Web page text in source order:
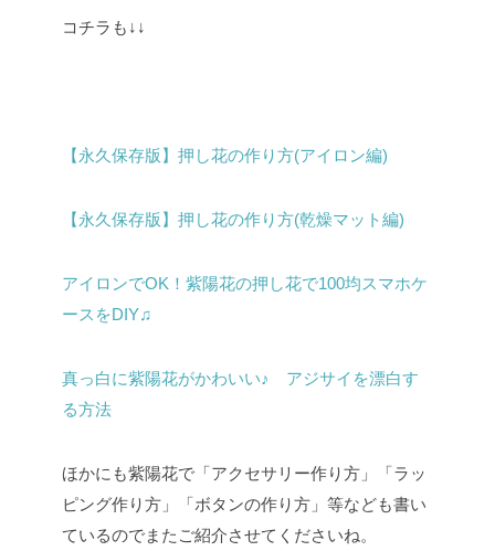
コチラも↓↓
【永久保存版】押し花の作り方(アイロン編)
【永久保存版】押し花の作り方(乾燥マット編)
アイロンでOK！紫陽花の押し花で100均スマホケ
ースをDIY♫
真っ白に紫陽花がかわいい♪ アジサイを漂白す
る方法
ほかにも紫陽花で「アクセサリー作り方」「ラッ
ピング作り方」「ボタンの作り方」等なども書い
ているのでまたご紹介させてくださいね。